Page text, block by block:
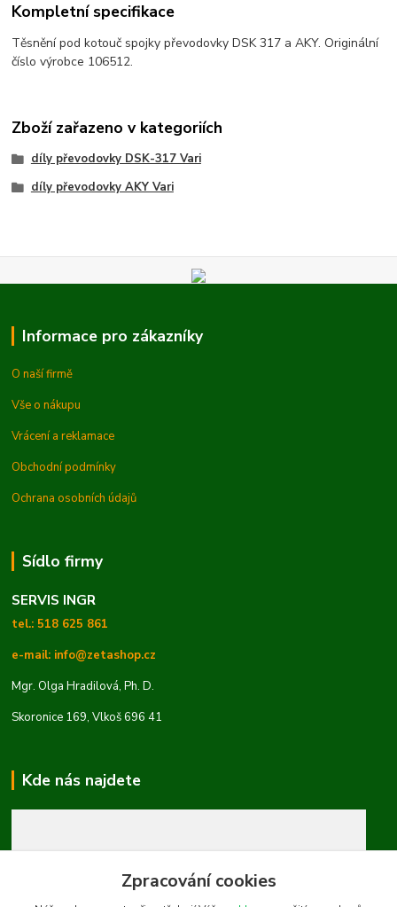
Kompletní specifikace
Těsnění pod kotouč spojky převodovky DSK 317 a AKY. Originální
číslo výrobce 106512.
Zboží zařazeno v kategoriích
díly převodovky DSK-317 Vari
díly převodovky AKY Vari
Informace pro zákazníky
O naší firmě
Vše o nákupu
Vrácení a reklamace
Obchodní podmínky
Ochrana osobních údajů
Sídlo firmy
SERVIS INGR
tel.: 518 625 861
e-mail: info@zetashop.cz
Mgr. Olga Hradilová, Ph. D.
Skoronice 169, Vlkoš 696 41
Kde nás najdete
Zpracování cookies